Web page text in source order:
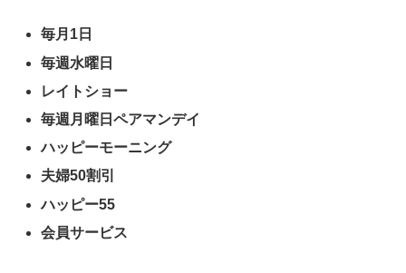
毎月1日
毎週水曜日
レイトショー
毎週月曜日ペアマンデイ
ハッピーモーニング
夫婦50割引
ハッピー55
会員サービス